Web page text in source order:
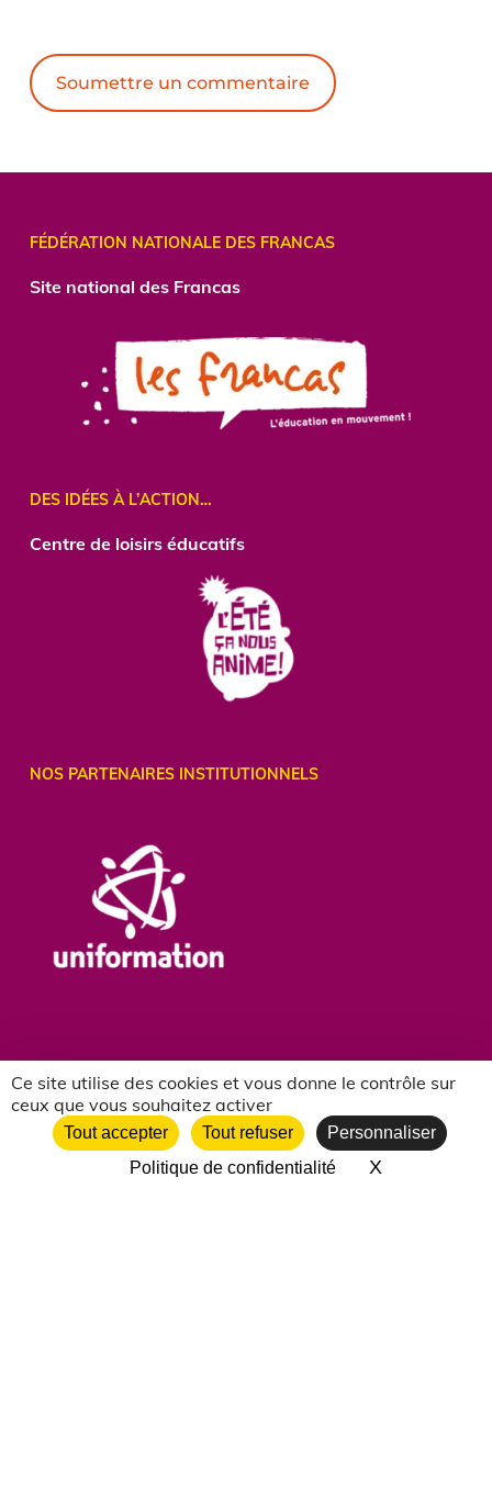
Ce site utilise des cookies et vous donne le contrôle sur
ceux que vous souhaitez activer
Tout accepter Tout refuser
Personnaliser
Politique de confidentialité
XMasquer le
FÉDÉRATION NATIONALE DES FRANCAS
Site national des Francas
DES IDÉES À L’ACTION…
Centrede loisirs éducatifs
NOS PARTENAIRES INSTITUTIONNELS
NOS PARTENAIRES ASSOCIATIFS